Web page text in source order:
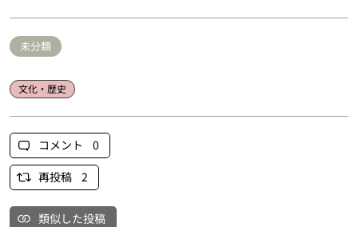
未分類
文化・歴史
コメント 0
再投稿 2
類似した投稿